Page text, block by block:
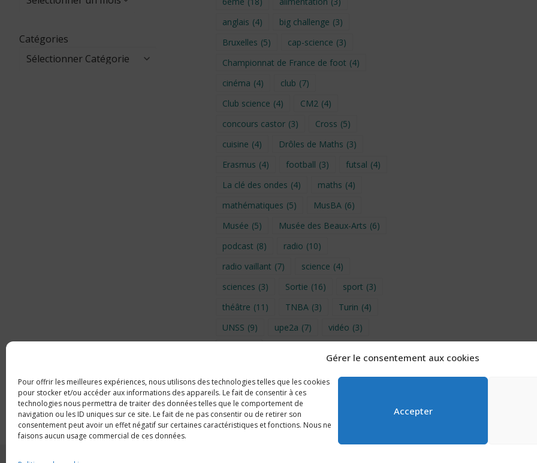
Gérer le consentement aux cookies
Pour offrir les meilleures expériences, nous utilisons des technologies telles que les cookies
pour stocker et/ou accéder aux informations des appareils. Le fait de consentir à ces
technologies nous permettra de traiter des données telles que le comportement de
navigation ou les ID uniques sur ce site. Le fait de ne pas consentir ou de retirer son
consentement peut avoir un effet négatif sur certaines caractéristiques et fonctions. Nous ne
faisons aucun usage commercial de ces données.
Accepter
Catégories
anglais (4) big challenge (3)
Bruxelles (5) cap-science (3)
Championnat de France de foot (4)
cinéma (4) club (7)
Club science (4) CM2 (4)
concours castor (3) Cross (5)
cuisine (4) Drôles de Maths (3)
Erasmus (4) football (3) futsal (4)
La clé des ondes (4) maths (4)
mathématiques (5) MusBA (6)
Musée (5) Musée des Beaux-Arts (6)
podcast (8) radio (10)
radio vaillant (7) science (4)
sciences (3) Sortie (16) sport (3)
théâtre (11) TNBA (3) Turin (4)
UNSS (9) upe2a (7) vidéo (3)
Voyage à Bruxelles 2024 (4)
Wahid Chakib (4)